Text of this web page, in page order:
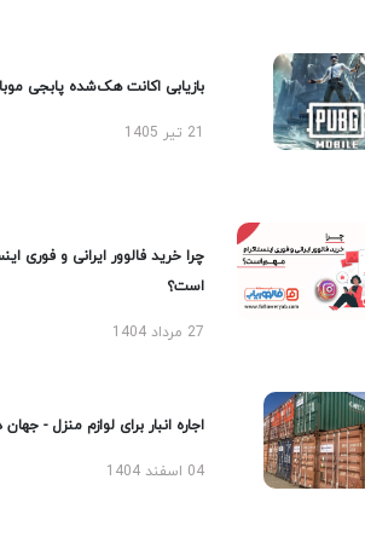
بازیابی اکانت هک‌شده پابجی
چرا خرید فالوور ایرانی و فوری
است؟
27 مرداد 1404
اجاره انبار برای لوازم منزل - جهان
04 اسفند 1404